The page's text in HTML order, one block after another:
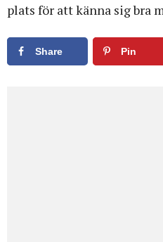
plats för att känna sig bra
Share Pin